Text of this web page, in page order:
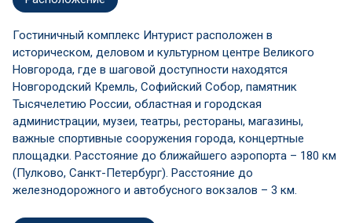
Гостиничный комплекс Интурист расположен в
историческом, деловом и культурном центре Великого
Новгорода, где в шаговой доступности находятся
Новгородский Кремль, Софийский Собор, памятник
Тысячелетию России, областная и городская
администрации, музеи, театры, рестораны, магазины,
важные спортивные сооружения города, концертные
площадки. Расстояние до ближайшего аэропорта – 180 км
(Пулково, Санкт-Петербург). Расстояние до
железнодорожного и автобусного вокзалов – 3 км.